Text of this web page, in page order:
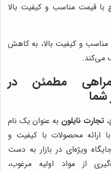
با قیمت مناسب و کیفیت بالا
مناسب و کیفیت بالا، به کاهش
می‌کند.
مطمئن در
تجارت نایلون به عنوان یک نام
ارائه محصولات با کیفیت و
ویژه‌ای در بازار به دست
از مواد اولیه مرغوب،